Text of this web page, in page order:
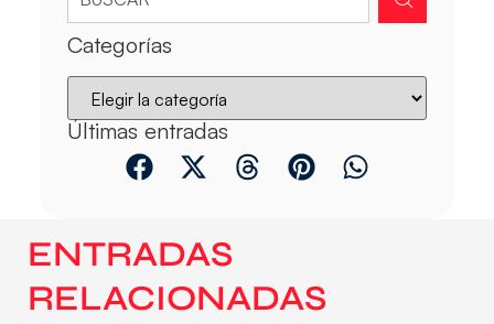
Categorías
Últimas entradas
ENTRADAS
RELACIONADAS